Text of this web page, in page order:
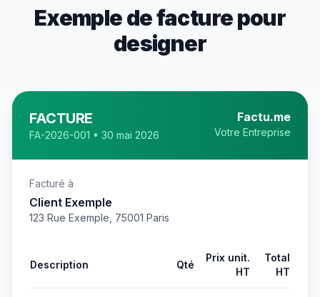
Exemple de facture pour
designer
FACTURE
FA-2026-001 • 30 mai 2026
Factu.me
Votre Entreprise
Facturé à
Client Exemple
123 Rue Exemple, 75001 Paris
Description Qté
Prix unit.
HT
Total
HT